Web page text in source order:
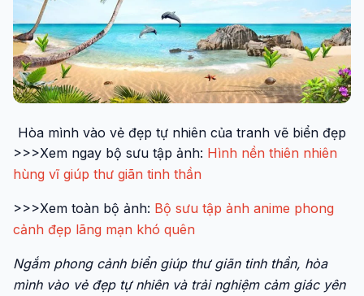
Hòa mình vào vẻ đẹp tự nhiên của tranh vẽ biển đẹp
>>>Xem ngay bộ sưu tập ảnh: Hình nền thiên nhiên
hùng vĩ giúp thư giãn tinh thần
>>>Xem toàn bộ ảnh: Bộ sưu tập ảnh anime phong
cảnh đẹp lãng mạn khó quên
Ngắm phong cảnh biển giúp thư giãn tinh thần, hòa
mình vào vẻ đẹp tự nhiên và trải nghiệm cảm giác yên